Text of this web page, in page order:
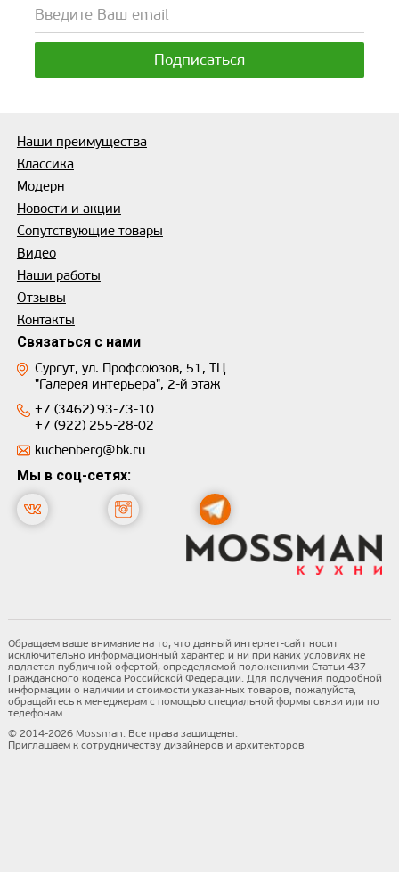
Наши преимущества
Классика
Модерн
Новости и акции
Сопутствующие товары
Видео
Наши работы
Отзывы
Контакты
Связаться с нами
Сургут, ул. Профсоюзов, 51, ТЦ
"Галерея интерьера", 2-й этаж
+7 (3462) 93-73-10
+7 (922) 255-28-02
kuchenberg@bk.ru
Мы в соц-сетях:
Обращаем ваше внимание на то, что данный интернет-сайт носит
исключительно информационный характер и ни при каких условиях не
является публичной офертой, определяемой положениями Статьи 437
Гражданского кодекса Российской Федерации. Для получения подробной
информации о наличии и стоимости указанных товаров, пожалуйста,
обращайтесь к менеджерам с помощью специальной формы связи или по
телефонам.
© 2014-2026 Mossman. Все права защищены.
Приглашаем к сотрудничеству дизайнеров и архитекторов